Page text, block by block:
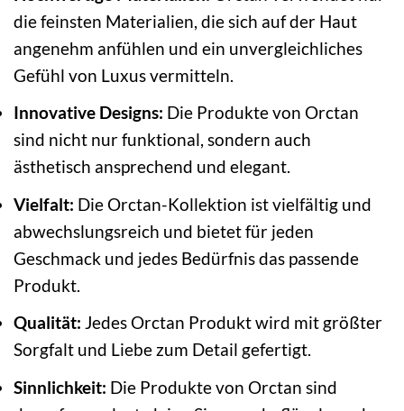
die feinsten Materialien, die sich auf der Haut
angenehm anfühlen und ein unvergleichliches
Gefühl von Luxus vermitteln.
Innovative Designs: Die Produkte von Orctan
sind nicht nur funktional, sondern auch
ästhetisch ansprechend und elegant.
Vielfalt: Die Orctan-Kollektion ist vielfältig und
abwechslungsreich und bietet für jeden
Geschmack und jedes Bedürfnis das passende
Produkt.
Qualität: Jedes Orctan Produkt wird mit größter
Sorgfalt und Liebe zum Detail gefertigt.
Sinnlichkeit: Die Produkte von Orctan sind